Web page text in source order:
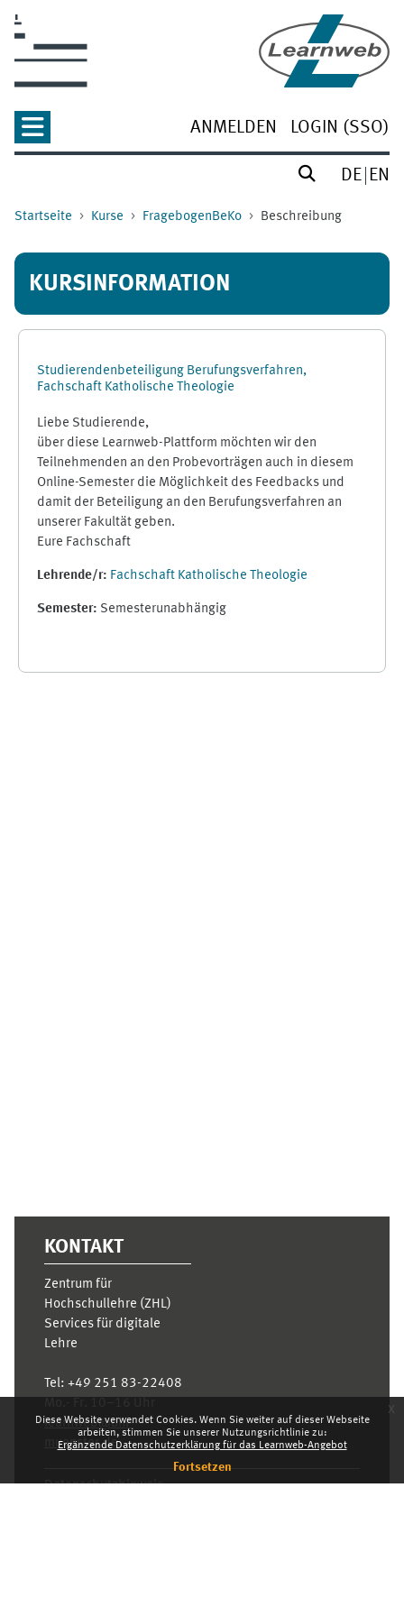
Diese Website verwendet Cookies. Wenn Sie weiter auf dieser Webseite
arbeiten, stimmen Sie unserer Nutzungsrichtlinie zu:
Ergänzende Datenschutzerklärung für das Learnweb-Angebot
Fortsetzen
x
ANMELDEN LOGIN (SSO)
DE EN
Startseite Kurse FragebogenBeKo Beschreibung
KURSINFORMATION
Studierendenbeteiligung Berufungsverfahren,
Fachschaft Katholische Theologie
Liebe Studierende,
über diese Learnweb-Plattform möchten wir den
Teilnehmenden an den Probevorträgen auch in diesem
Online-Semester die Möglichkeit des Feedbacks und
damit der Beteiligung an den Berufungsverfahren an
unserer Fakultät geben.
Eure Fachschaft
Lehrende/r: Fachschaft Katholische Theologie
Semester: Semesterunabhängig
KONTAKT
Zentrum für
Hochschullehre (ZHL)
Services für digitale
Lehre
Tel: +49 251 83-22408
learnweb@uni-
muenster.de
Datenschutzhinweis